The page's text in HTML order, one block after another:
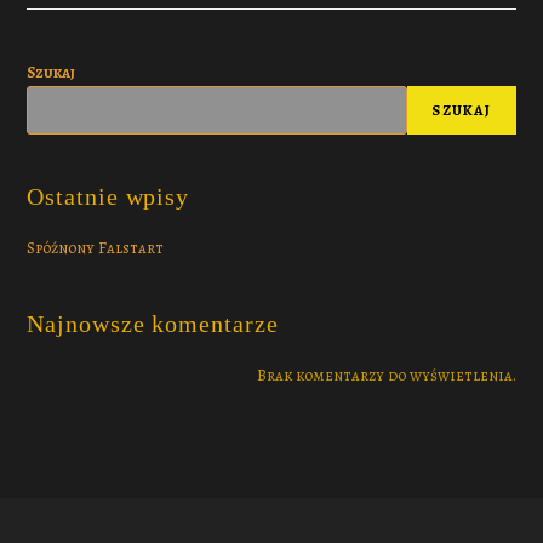
Szukaj
SZUKAJ
Ostatnie wpisy
Spóźnony Falstart
Najnowsze komentarze
Brak komentarzy do wyświetlenia.